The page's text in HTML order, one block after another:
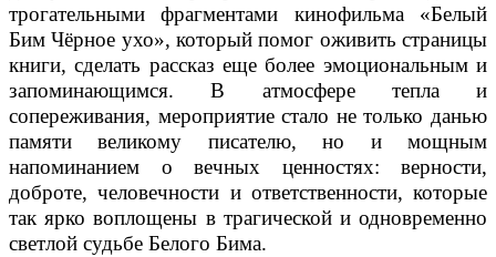
трогательными фрагментами кинофильма «Белый
Бим Чёрное ухо», который помог оживить страницы
книги, сделать рассказ еще более эмоциональным и
запоминающимся. В атмосфере тепла и
сопереживания, мероприятие стало не только данью
памяти великому писателю, но и мощным
напоминанием о вечных ценностях: верности,
доброте, человечности и ответственности, которые
так ярко воплощены в трагической и одновременно
светлой судьбе Белого Бима.